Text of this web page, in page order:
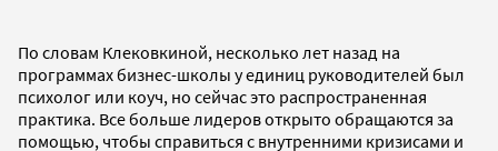
По словам Клековкиной, несколько лет назад на
программах бизнес-школы у единиц руководителей был
психолог или коуч, но сейчас это распространенная
практика. Все больше лидеров открыто обращаются за
помощью, чтобы справиться с внутренними кризисами и